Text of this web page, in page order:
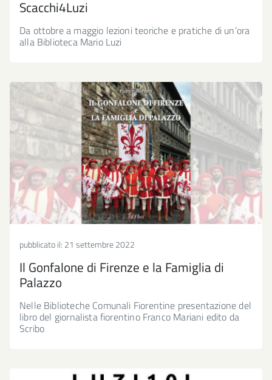
Scacchi4Luzi
Da ottobre a maggio lezioni teoriche e pratiche di un’ora
alla Biblioteca Mario Luzi
pubblicato il: 21 settembre 2022
Il Gonfalone di Firenze e la Famiglia di
Palazzo
Nelle Biblioteche Comunali Fiorentine presentazione del
libro del giornalista fiorentino Franco Mariani edito da
Scribo